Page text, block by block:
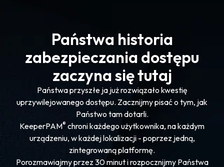
Państwa historia
zabezpieczania dostępu
zaczyna się tutaj
Państwa przyszłe ja już rozwiązało kwestię
uprzywilejowanego dostępu. Zacznijmy pisać o tym, jak
Państwo tam dotarli.
KeeperPAM® chroni każdego użytkownika, na każdym
urządzeniu, w każdej lokalizacji - poprzez jedną,
zintegrowaną platformę.
Porozmawiajmy przez 30 minut i rozpocznijmy Państwa